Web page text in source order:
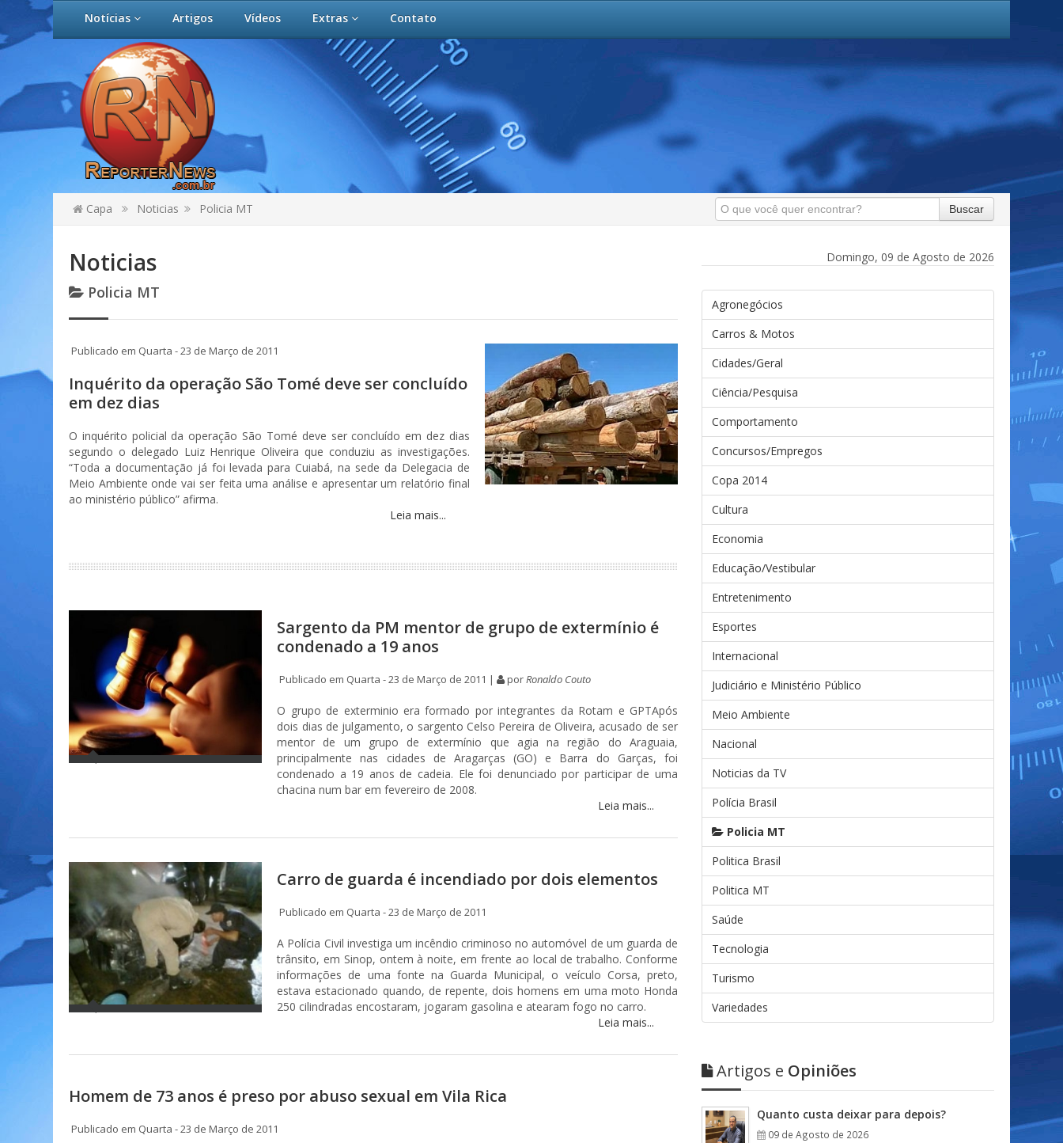
Notícias Artigos Vídeos Extras Contato
Capa Noticias Policia MT Buscar
Noticias
Policia MT
Publicado em Quarta - 23 de Março de 2011
Inquérito da operação São Tomé deve ser concluído
em dez dias
O inquérito policial da operação São Tomé deve ser concluído em dez dias
segundo o delegado Luiz Henrique Oliveira que conduziu as investigações.
“Toda a documentação já foi levada para Cuiabá, na sede da Delegacia de
Meio Ambiente onde vai ser feita uma análise e apresentar um relatório final
ao ministério público” afirma.
Leia mais...
Sargento da PM mentor de grupo de extermínio é
condenado a 19 anos
Publicado em Quarta - 23 de Março de 2011 | porRonaldo Couto
O grupo de exterminio era formado por integrantes da Rotam e GPTApós
dois dias de julgamento, o sargento Celso Pereira de Oliveira, acusado de ser
mentor de um grupo de extermínio que agia na região do Araguaia,
principalmente nas cidades de Aragarças (GO) e Barra do Garças, foi
condenado a 19 anos de cadeia. Ele foi denunciado por participar de uma
chacina num bar em fevereiro de 2008.
Leia mais...
Carro de guarda é incendiado por dois elementos
Publicado em Quarta - 23 de Março de 2011
A Polícia Civil investiga um incêndio criminoso no automóvel de um guarda de
trânsito, em Sinop, ontem à noite, em frente ao local de trabalho. Conforme
informações de uma fonte na Guarda Municipal, o veículo Corsa, preto,
estava estacionado quando, de repente, dois homens em uma moto Honda
250 cilindradas encostaram, jogaram gasolina e atearam fogo no carro.
Leia mais...
Homem de 73 anos é preso por abuso sexual em Vila Rica
Publicado em Quarta - 23 de Março de 2011
Domingo, 09 de Agosto de 2026
Agronegócios
Carros & Motos
Cidades/Geral
Ciência/Pesquisa
Comportamento
Concursos/Empregos
Copa 2014
Cultura
Economia
Educação/Vestibular
Entretenimento
Esportes
Internacional
Judiciário e Ministério Público
Meio Ambiente
Nacional
Noticias da TV
Polícia Brasil
Policia MT
Politica Brasil
Politica MT
Saúde
Tecnologia
Turismo
Variedades
Artigos e Opiniões
Quanto custa deixar para depois?
09 de Agosto de 2026